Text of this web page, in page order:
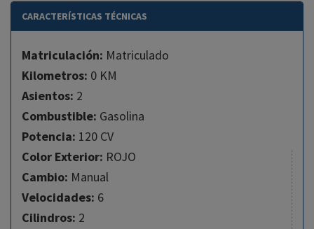
CARACTERÍSTICAS TÉCNICAS
Matriculación: Matriculado
Kilometros: 0 KM
Asientos: 2
Combustible: Gasolina
Potencia: 120 CV
Color Exterior: ROJO
Cambio: Manual
Velocidades: 6
Cilindros: 2